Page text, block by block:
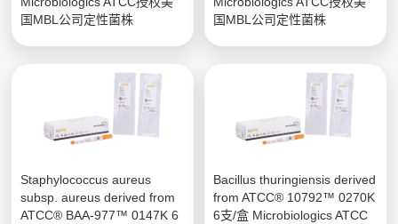
国MBL公司定性菌株
国MBL公司定性菌株
Staphylococcus aureus
subsp. aureus derived from
ATCC® BAA-977™ 0147K 6
Bacillus thuringiensis derived
from ATCC® 10792™ 0270K
6支/盒 Microbiologics ATCC